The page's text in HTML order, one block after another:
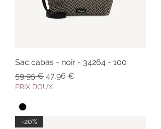
Sac cabas - noir - 34264 - 100
Prix original
59,95 € Prix promotionnel
47,96 €
PRIX DOUX
-20%